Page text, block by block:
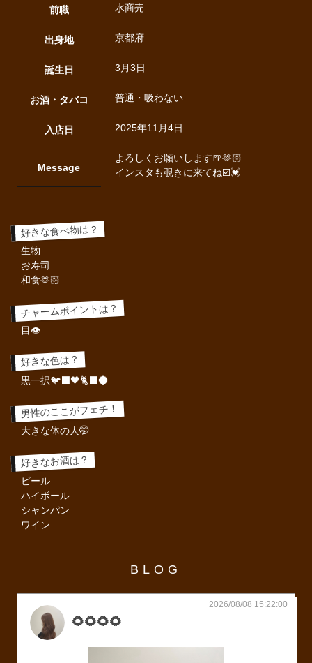
前職 水商売
出身地 京都府
誕生日 3月3日
お酒・タバコ 普通・吸わない
入店日 2025年11月4日
Message
よろしくお願いします🍺🫶🏻
インスタも覗きに来てね☑️💓
好きな食べ物は？
生物
お寿司
和食🫶🏻
チャームポイントは？
目👁️
好きな色は？
黒一択🐦‍⬛🖤🐈‍⬛🌑
男性のここがフェチ！
大きな体の人🤭
好きなお酒は？
ビール
ハイボール
シャンパン
ワイン
BLOG
🌻🌻🌻🌻
2026/08/08 15:22:00